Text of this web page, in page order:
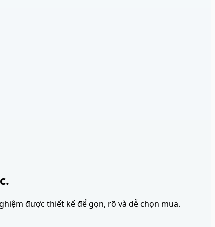
được thiết kế để gọn, rõ và dễ chọn mua.